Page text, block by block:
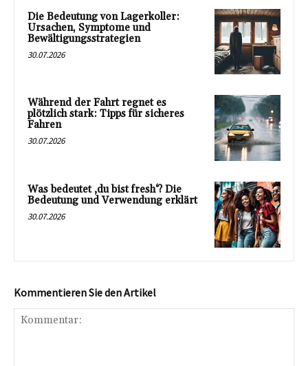
Die Bedeutung von Lagerkoller:
Ursachen, Symptome und
Bewältigungsstrategien
30.07.2026
Während der Fahrt regnet es
plötzlich stark: Tipps für sicheres
Fahren
30.07.2026
Was bedeutet ‚du bist fresh‘? Die
Bedeutung und Verwendung erklärt
30.07.2026
Kommentieren Sie den Artikel